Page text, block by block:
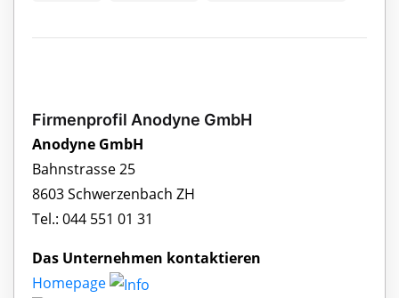
Firmenprofil Anodyne GmbH
Anodyne GmbH
Bahnstrasse 25
8603 Schwerzenbach ZH
Tel.: 044 551 01 31
Das Unternehmen kontaktieren
Homepage